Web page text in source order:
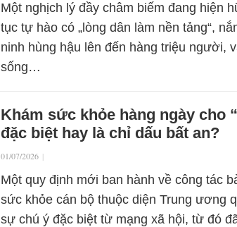
Một nghịch lý đầy châm biếm đang hiện
tục tự hào có „lòng dân làm nền tảng“,
ninh hùng hậu lên đến hàng triệu người,
sống…
Khám sức khỏe hàng ngày cho
đặc biệt hay là chỉ dấu bất an?
01/07/2026 |
Một quy định mới ban hành về công tác
sức khỏe cán bộ thuộc diện Trung ương
sự chú ý đặc biệt từ mạng xã hội, từ đó